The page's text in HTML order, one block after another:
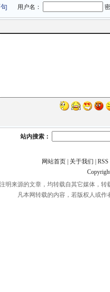
用户名：
站内搜索：
网站首页| 关于我们 RSS
明来源的文章，均转载自其它媒体，
凡本网转载的内容，若版权人或作